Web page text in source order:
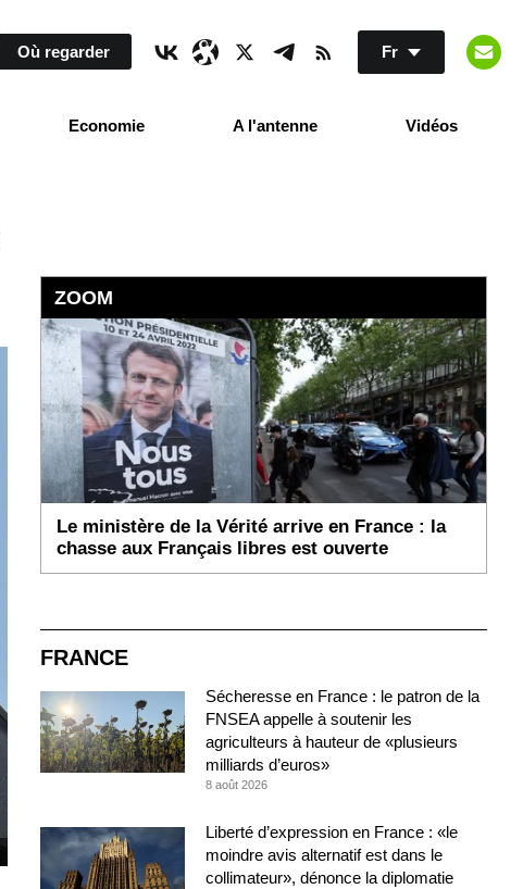
Economie A l'antenne Vidéos
Où regarder Fr
ZOOM
Le ministère de la Vérité arrive en France : la
chasse aux Français libres est ouverte
FRANCE
Sécheresse en France : le patron de la
FNSEA appelle à soutenir les
agriculteurs à hauteur de «plusieurs
milliards d’euros»
8 août 2026
Liberté d’expression en France : «le
moindre avis alternatif est dans le
collimateur», dénonce la diplomatie